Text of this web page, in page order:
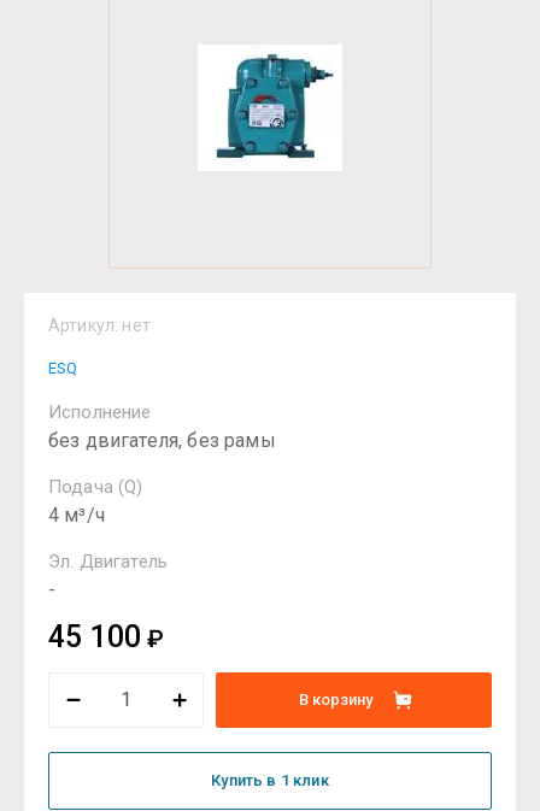
Артикул: нет
ESQ
Исполнение
без двигателя, без рамы
Подача (Q)
4 м³/ч
Эл. Двигатель
-
45 100 ₽
В корзину
Купить в 1 клик